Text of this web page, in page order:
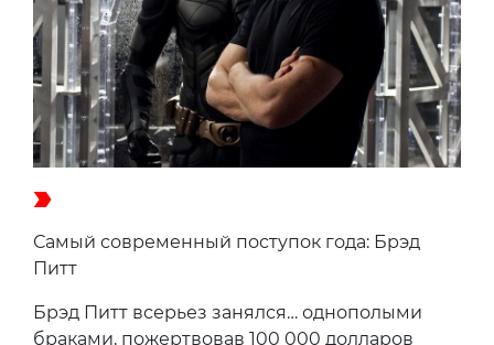
Самый современный поступок года: Брэд
Питт
Брэд Питт всерьез занялся… однополыми
браками, пожертвовав 100 000 долларов